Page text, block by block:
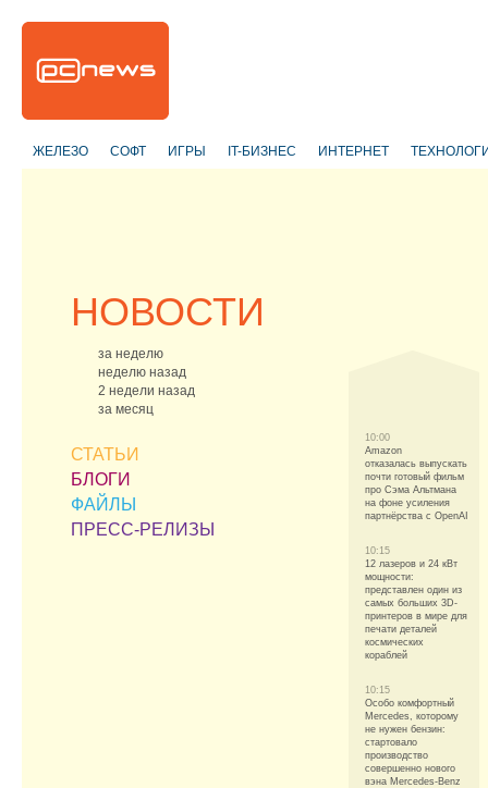
ЖЕЛЕЗО СОФТ ИГРЫ IT-БИЗНЕС ИНТЕРНЕТ
НОВОСТИ
за неделю
неделю назад
2 недели назад
за месяц
СТАТЬИ
БЛОГИ
ФАЙЛЫ
ПРЕСС-РЕЛИЗЫ
10:00
Amazon
отказалась выпускать
почти готовый фильм
про Сэма Альтмана
на фоне усиления
партнёрства с OpenAI
10:15
12 лазеров и 24 кВт
мощности:
представлен один из
самых больших 3D-
принтеров в мире для
печати деталей
космических
кораблей
10:15
Особо комфортный
Mercedes, которому
не нужен бензин:
стартовало
производство
совершенно нового
вэна Mercedes-Benz